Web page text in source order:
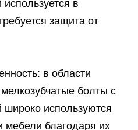
в
защита от
в области
болты с
широко используются
мебели благодаря их